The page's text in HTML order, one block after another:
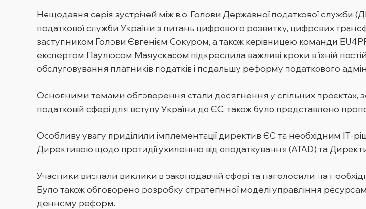
Нещодавня серія зустрічей між в.о. Голови Державної податкової
податкової служби України з питань цифрового розвитку, цифрових
заступником Голови Євгенієм Сокуром, а також керівницею команди
експертом Паулюсом Маяускасом підкреслила важливі кроки в їхній
обслуговування платників податків і подальшу реформу податкового
Основними темами обговорення стали досягнення у спільних проєктах,
податковій сфері для вступу України до ЄС, також було представлено
Особливу увагу приділили імплементації директив ЄС та необхідним ІТ-
Директивою щодо протидії ухиленню від оподаткування (ATAD) та
Учасники визнали виклики в законодавчій сфері та наголосили на
Було також обговорено розробку стратегічної моделі управління
денному реформ.